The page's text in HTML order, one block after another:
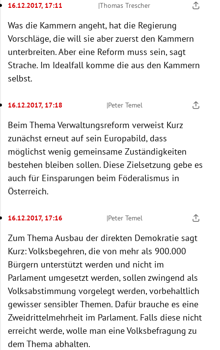
16.12.2017, 17:11 |Thomas Trescher
Was die Kammern angeht, hat die Regierung
Vorschläge, die will sie aber zuerst den Kammern
unterbreiten. Aber eine Reform muss sein, sagt
Strache. Im Idealfall komme die aus den Kammern
selbst.
16.12.2017, 17:18 |Peter Temel
Beim Thema Verwaltungsreform verweist Kurz
zunächst erneut auf sein Europabild, dass
möglichst wenig gemeinsame Zuständigkeiten
bestehen bleiben sollen. Diese Zielsetzung gebe es
auch für Einsparungen beim Föderalismus in
Österreich.
16.12.2017, 17:16 |Peter Temel
Zum Thema Ausbau der direkten Demokratie sagt
Kurz: Volksbegehren, die von mehr als 900.000
Bürgern unterstützt werden und nicht im
Parlament umgesetzt werden, sollen zwingend als
Volksabstimmung vorgelegt werden, vorbehaltlich
gewisser sensibler Themen. Dafür brauche es eine
Zweidrittelmehrheit im Parlament. Falls diese nicht
erreicht werde, wolle man eine Volksbefragung zu
dem Thema abhalten.